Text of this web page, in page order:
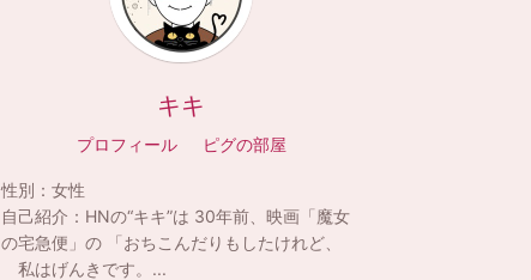
キキ
プロフィール ピグの部屋
性別： 女性
自己紹介： HNの“キキ”は 30年前、映画「魔女
の宅急便」の 「おちこんだりもしたけれど、
私はげんきです。...